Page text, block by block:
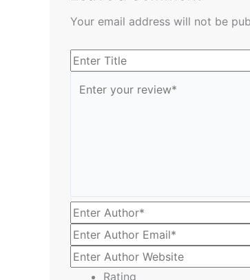
Your email address will not be
Rating